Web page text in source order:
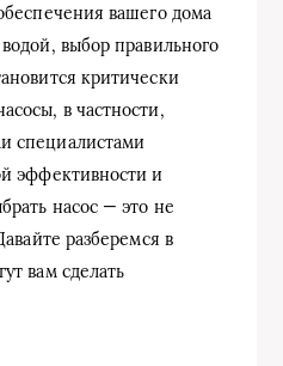
вашего дома
выбор правильного
критически
в частности,
специалистами
эффективности и
насос — это не
разберемся в
вам сделать